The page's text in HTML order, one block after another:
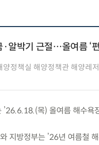
·알박기 근절…올여름 ‘
양정책실 해양정책관 해양레
’26.6.18.(목) 올여름 해수욕
지방정부는 ’26년 여름철